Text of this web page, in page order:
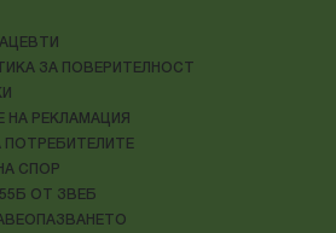
ЗА ПОВЕРИТЕЛНОСТ
НА РЕКЛАМАЦИЯ
СПОР
ОТ ЗВЕБ